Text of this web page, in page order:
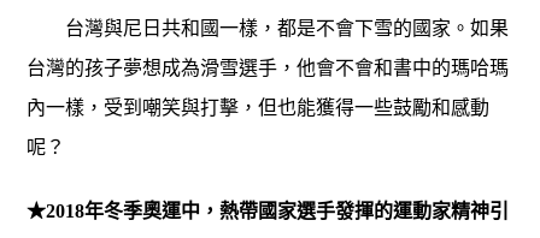
台灣與尼日共和國一樣，都是不會下雪的國家。如果
台灣的孩子夢想成為滑雪選手，他會不會和書中的瑪哈瑪
內一樣，受到嘲笑與打擊，但也能獲得一些鼓勵和感動
呢？
★2018年冬季奧運中，熱帶國家選手發揮的運動家精神引